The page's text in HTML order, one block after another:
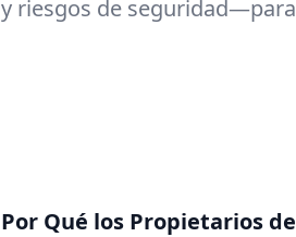
y riesgos de
Por Qué los Propietarios